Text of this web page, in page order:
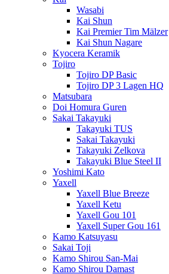
Wasabi
Kai Shun
Kai Premier Tim Mälzer
Kai Shun Nagare
Kyocera Keramik
Tojiro
Tojiro DP Basic
Tojiro DP 3 Lagen HQ
Matsubara
Doi Homura Guren
Sakai Takayuki
Takayuki TUS
Sakai Takayuki
Takayuki Zelkova
Takayuki Blue Steel II
Yoshimi Kato
Yaxell
Yaxell Blue Breeze
Yaxell Ketu
Yaxell Gou 101
Yaxell Super Gou 161
Kamo Katsuyasu
Sakai Toji
Kamo Shirou San-Mai
Kamo Shirou Damast